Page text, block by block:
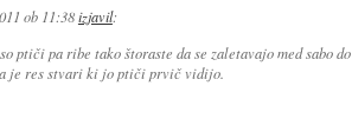
ob 11:38izjavil:
ptiči pa ribe tako štoraste da se zaletavajo med sabo do
je res stvari ki jo ptiči prvič vidijo.